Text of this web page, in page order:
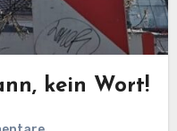
kein Wort!